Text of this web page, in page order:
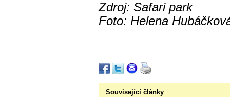
Zdroj: Safari park
Foto: Helena
Související články